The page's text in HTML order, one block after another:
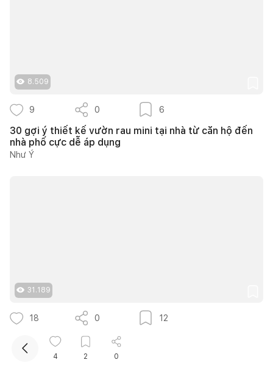
8.509
9 0 6
30 gợi ý thiết kế vườn rau mini tại nhà từ căn hộ đến
nhà phố cực dễ áp dụng
Như Ý
31.189
18 0 12
40+ ý tưởng thiết kế góc chill sân vườn giúp bạn nạp
lại năng lượng bình yên ngay tại nhà
4 2 0